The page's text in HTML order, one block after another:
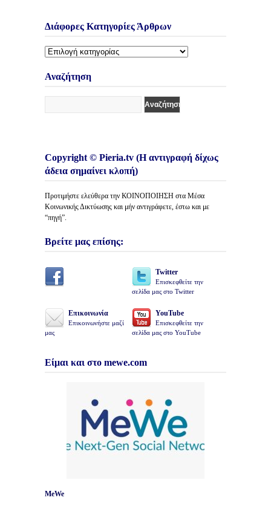
Διάφορες Κατηγορίες Άρθρων
Διάφορες
Άρθρων
Αναζήτηση
Copyright © Pieria.tv (Η αντιγραφή δίχως
άδεια σημαίνει κλοπή)
Προτιμήστε ελεύθερα την ΚΟΙΝΟΠΟΙΗΣΗ στα Μέσα
Κοινωνικής Δικτύωσης και μήν αντιγράφετε, έστω και με
“πηγή”.
Βρείτε μας επίσης:
Twitter
Επισκεφθείτε την
σελίδα μας στο Twitter
Επικοινωνία
Επικοινωνήστε μαζί
μας
YouTube
Επισκεφθείτε την
σελίδα μας στο YouTube
Είμαι και στο mewe.com
MeWe